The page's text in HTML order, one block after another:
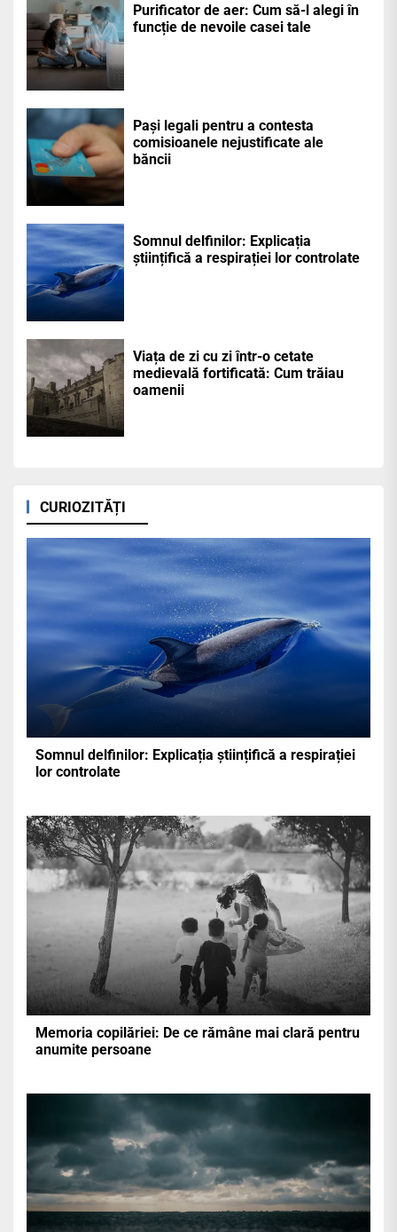
Purificator de aer: Cum să-l alegi în
funcție de nevoile casei tale
Pași legali pentru a contesta
comisioanele nejustificate ale
băncii
Somnul delfinilor: Explicația
științifică a respirației lor controlate
Viața de zi cu zi într-o cetate
medievală fortificată: Cum trăiau
oamenii
CURIOZITĂȚI
Somnul delfinilor: Explicația științifică a respirației
lor controlate
Memoria copilăriei: De ce rămâne mai clară pentru
anumite persoane